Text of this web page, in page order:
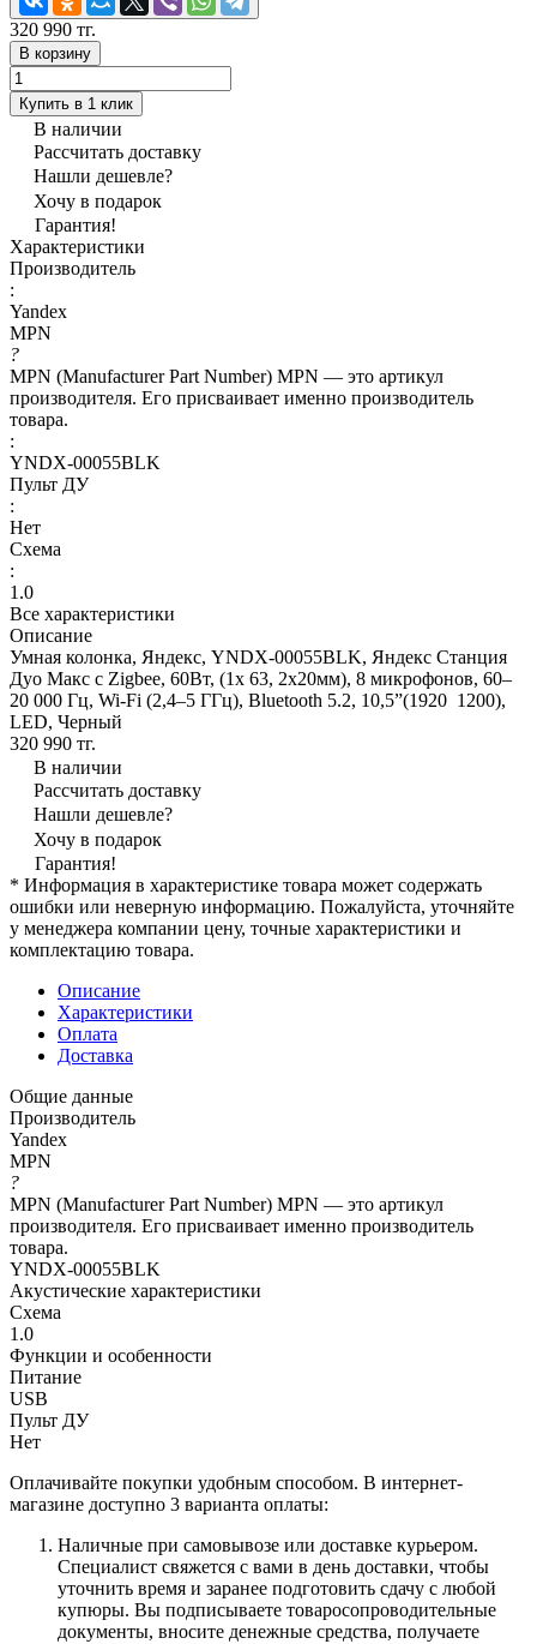
320 990 тг.
В корзину
Купить в 1 клик
В наличии
Рассчитать доставку
Нашли дешевле?
Хочу в подарок
Гарантия!
Характеристики
Производитель
:
Yandex
MPN
?
MPN (Manufacturer Part Number) MPN — это артикул
производителя. Его присваивает именно производитель
товара.
:
YNDX-00055BLK
Пульт ДУ
:
Нет
Схема
:
1.0
Все характеристики
Описание
Умная колонка, Яндекс, YNDX-00055BLK, Яндекс Станция
Дуо Макс с Zigbee, 60Вт, (1х 63, 2х20мм), 8 микрофонов, 60–
20 000 Гц, Wi-Fi (2,4–5 ГГц), Bluetooth 5.2, 10,5”(1920 1200),
LED, Черный
320 990 тг.
В наличии
Рассчитать доставку
Нашли дешевле?
Хочу в подарок
Гарантия!
* Информация в характеристике товара может содержать
ошибки или неверную информацию. Пожалуйста, уточняйте
у менеджера компании цену, точные характеристики и
комплектацию товара.
Описание
Характеристики
Оплата
Доставка
Общие данные
Производитель
Yandex
MPN
?
MPN (Manufacturer Part Number) MPN — это артикул
производителя. Его присваивает именно производитель
товара.
YNDX-00055BLK
Акустические характеристики
Схема
1.0
Функции и особенности
Питание
USB
Пульт ДУ
Нет
Оплачивайте покупки удобным способом. В интернет-
магазине доступно 3 варианта оплаты:
Наличные при самовывозе или доставке курьером.
Специалист свяжется с вами в день доставки, чтобы
уточнить время и заранее подготовить сдачу с любой
купюры. Вы подписываете товаросопроводительные
документы, вносите денежные средства, получаете